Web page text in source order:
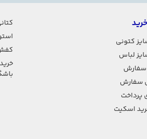
کتونی
لباس
سفارش
سفارش
پرداخت
اسکیت